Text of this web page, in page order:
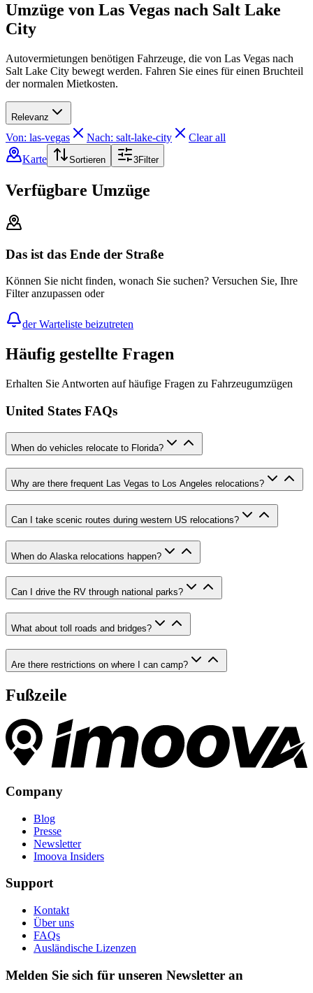
Umzüge von Las Vegas nach Salt Lake
City
Autovermietungen benötigen Fahrzeuge, die von Las Vegas nach
Salt Lake City bewegt werden. Fahren Sie eines für einen Bruchteil
der normalen Mietkosten.
Relevanz
Von: las-vegas Nach: salt-lake-city
Clear all
Karte
Sortieren 3Filter
Verfügbare Umzüge
Das ist das Ende der Straße
Können Sie nicht finden, wonach Sie suchen? Versuchen Sie, Ihre
Filter anzupassen oder
der Warteliste beizutreten
Häufig gestellte Fragen
Erhalten Sie Antworten auf häufige Fragen zu Fahrzeugumzügen
United States FAQs
When do vehicles relocate to Florida?
Why are there frequent Las Vegas to Los Angeles relocations?
Can I take scenic routes during western US relocations?
When do Alaska relocations happen?
Can I drive the RV through national parks?
What about toll roads and bridges?
Are there restrictions on where I can camp?
Fußzeile
Company
Blog
Presse
Newsletter
Imoova Insiders
Support
Kontakt
Über uns
FAQs
Ausländische Lizenzen
Melden Sie sich für unseren Newsletter an